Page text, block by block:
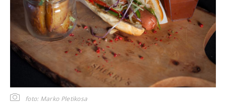
foto: Marko Pletikosa